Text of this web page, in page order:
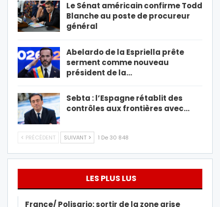
Le Sénat américain confirme Todd
Blanche au poste de procureur
général
Abelardo de la Espriella prête
serment comme nouveau
président de la…
Sebta : l’Espagne rétablit des
contrôles aux frontières avec…
PRÉCÉDENT SUIVANT 1 De 30 848
LES PLUS LUS
France/ Polisario: sortir de la zone grise